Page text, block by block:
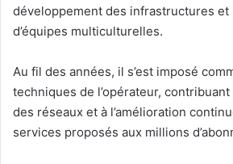
développement des infrastructures et
d’équipes multiculturelles.
Au fil des années, il s’est imposé
techniques de l’opérateur,
des réseaux et à l’amélioration
services proposés aux millions